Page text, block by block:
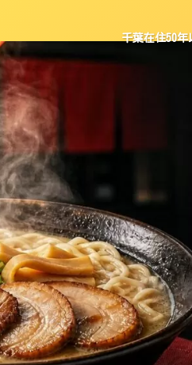
千葉在住50